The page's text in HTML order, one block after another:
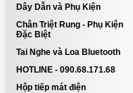
Dây Dẫn và Phụ Kiện
Chân Triệt Rung - Phụ Kiện
Đặc Biệt
Tai Nghe và Loa Bluetooth
HOTLINE - 090.68.171.68
Hộp tiếp mát điện